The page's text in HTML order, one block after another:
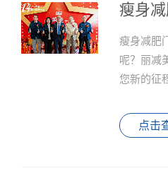
饱腹感6小
瘦身减肥
呢？丽减
您新的征
费可能从
等，取决
点击